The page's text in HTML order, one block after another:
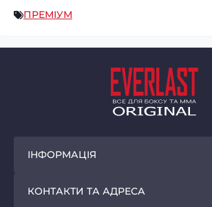
ПРЕМІУМ
ІНФОРМАЦІЯ
КОНТАКТИ ТА АДРЕСА